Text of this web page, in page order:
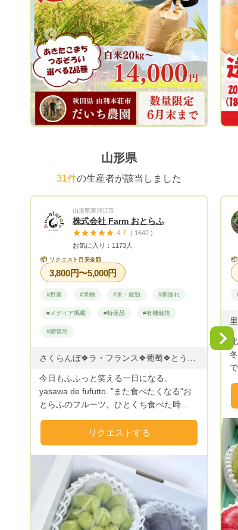
Next
味
い。 第124回県
Previous
山形県
31件の生産者が該当しました
山形県寒河江市
株式会社 Farm おとらふ
4.7 ( 1642 )
お気に入り：1173人
📦 リクエスト目安金額
3,800円〜5,000円
#野菜 #果物 #米・穀類 #朝採れ
#メディア掲載 #特産品 #有機栽培
#贈答用
今日もふふっと笑える一日になる。
yasawa de fufutto. ”また食べたくなる"お
とらふのフルーツ。ひとくち食べた時
くりを目指しています。 Farmおとらふの
名前の由来は、おうとうの「おと」、ラ・
フランスの「らふ」からきています。おう
とう［桜桃］とは、さくらんぼのこと。
「らふ」にはもう一つの意味があって、ら
ふ［laugh］の笑うことです。 ここ寒河江
市谷沢は、流麗な山々に囲まれており、澄
んだ空気がとてもおいしく、のどかなとこ
リクエストする
📦
Previous